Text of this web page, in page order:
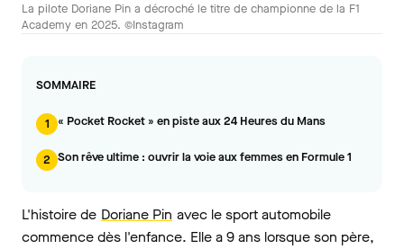
La pilote Doriane Pin a décroché le titre de championne de la F1
Academy en 2025. ©Instagram
SOMMAIRE
1 « Pocket Rocket » en piste aux 24 Heures du Mans
2 Son rêve ultime : ouvrir la voie aux femmes en Formule 1
L'histoire de Doriane Pin avec le sport automobile
commence dès l'enfance. Elle a 9 ans lorsque son père,